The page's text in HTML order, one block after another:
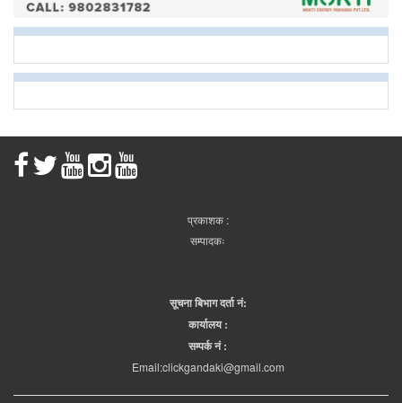
प्रकाशक :
सम्पादकः
सूचना बिभाग दर्ता नं:
कार्यालय :
सम्पर्क नं :
Email:clickgandaki@gmail.com